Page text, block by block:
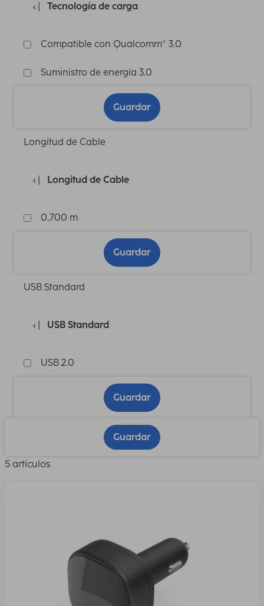
Tecnología de carga
Compatible con Qualcomm® 3.0
Suministro de energía 3.0
Guardar
Longitud de Cable
Longitud de Cable
0,700 m
Guardar
USB Standard
USB Standard
USB 2.0
Guardar
Guardar
5 artículos